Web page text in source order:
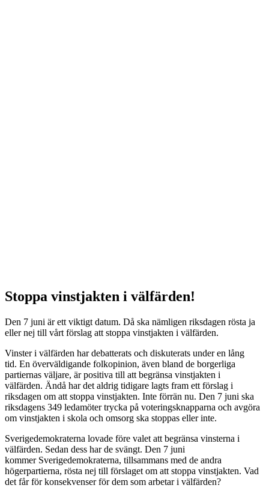
Stoppa vinstjakten i välfärden!
Den 7 juni är ett viktigt datum. Då ska nämligen riksdagen rösta ja
eller nej till vårt förslag att stoppa vinstjakten i välfärden.
Vinster i välfärden har debatterats och diskuterats under en lång
tid. En överväldigande folkopinion, även bland de borgerliga
partiernas väljare, är positiva till att begränsa vinstjakten i
välfärden. Ändå har det aldrig tidigare lagts fram ett förslag i
riksdagen om att stoppa vinstjakten. Inte förrän nu. Den 7 juni ska
riksdagens 349 ledamöter trycka på voteringsknapparna och avgöra
om vinstjakten i skola och omsorg ska stoppas eller inte.
Sverigedemokraterna lovade före valet att begränsa vinsterna i
välfärden. Sedan dess har de svängt. Den 7 juni
kommer Sverigedemokraterna, tillsammans med de andra
högerpartierna, rösta nej till förslaget om att stoppa vinstjakten. Vad
det får för konsekvenser för dem som arbetar i välfärden?